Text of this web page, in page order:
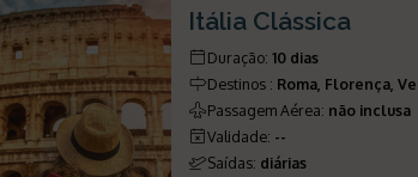
Itália Clássica
Duração:10 dias
Destinos : Roma, Florença,
Passagem Aérea: não inclusa
Validade: --
Saídas: diárias